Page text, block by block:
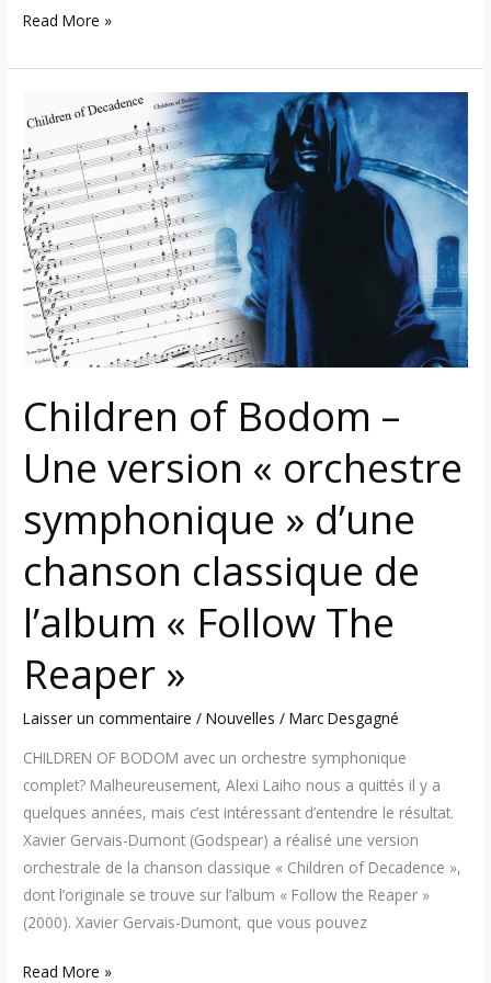
Read More »
Children of Bodom –
Une version « orchestre
symphonique » d’une
chanson classique de
l’album « Follow The
Reaper »
Laisser un commentaire /Nouvelles /Marc Desgagné
CHILDREN OF BODOM avec un orchestre symphonique
complet? Malheureusement, Alexi Laiho nous a quittés il y a
quelques années, mais c’est intéressant d’entendre le résultat.
Xavier Gervais-Dumont (Godspear) a réalisé une version
orchestrale de la chanson classique « Children of Decadence »,
dont l’originale se trouve sur l’album « Follow the Reaper »
(2000). Xavier Gervais-Dumont, que vous pouvez
of
Bodom
–
Une
version
« orchestre
symphonique »
d’une
chanson
de
l’album
« Follow
The
Reaper »
Read More »